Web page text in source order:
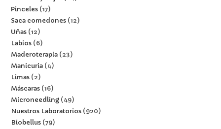
Pinceles 17
Saca comedones 12
Uñas 12
Labios 6
Maderoterapia 23
Manicuria 4
Limas 2
Máscaras 16
Microneedling 49
Nuestros Laboratorios 920
Biobellus 79